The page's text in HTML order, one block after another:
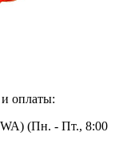
оплаты:
(Пн. - Пт., 8:00